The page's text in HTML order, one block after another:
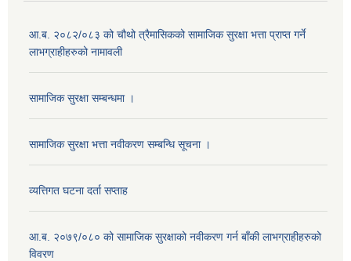
आ.ब. २०८२/०८३ को चौथो त्रैमासिकको सामाजिक सुरक्षा भत्ता प्राप्त गर्ने
लाभग्राहीहरुको नामावली
सामाजिक सुरक्षा सम्बन्धमा ।
सामाजिक सुरक्षा भत्ता नवीकरण सम्बन्धि सूचना ।
व्यत्तिगत घटना दर्ता सप्ताह
आ.ब. २०७९/०८० को सामाजिक सुरक्षाको नवीकरण गर्न बाँकी लाभग्राहीहरुको
विवरण